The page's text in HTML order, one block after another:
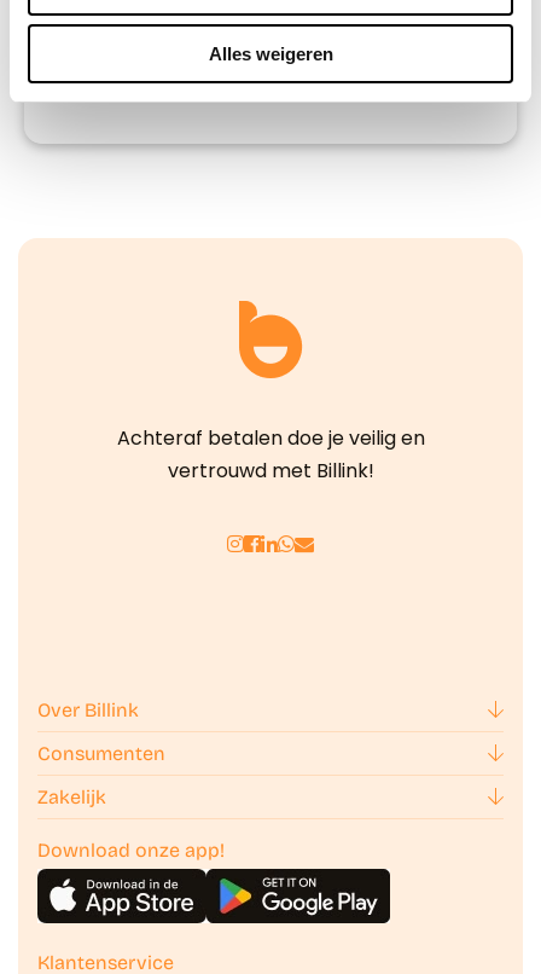
en
kunnen ontvangen en verwerken.
Alles weigeren
Achteraf betalen doe je veilig en
vertrouwd met Billink!
Over Billink
Consumenten
Zakelijk
Download onze app!
Klantenservice